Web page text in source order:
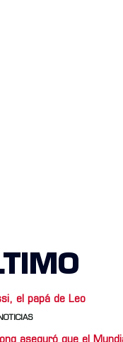
el papá de Leo